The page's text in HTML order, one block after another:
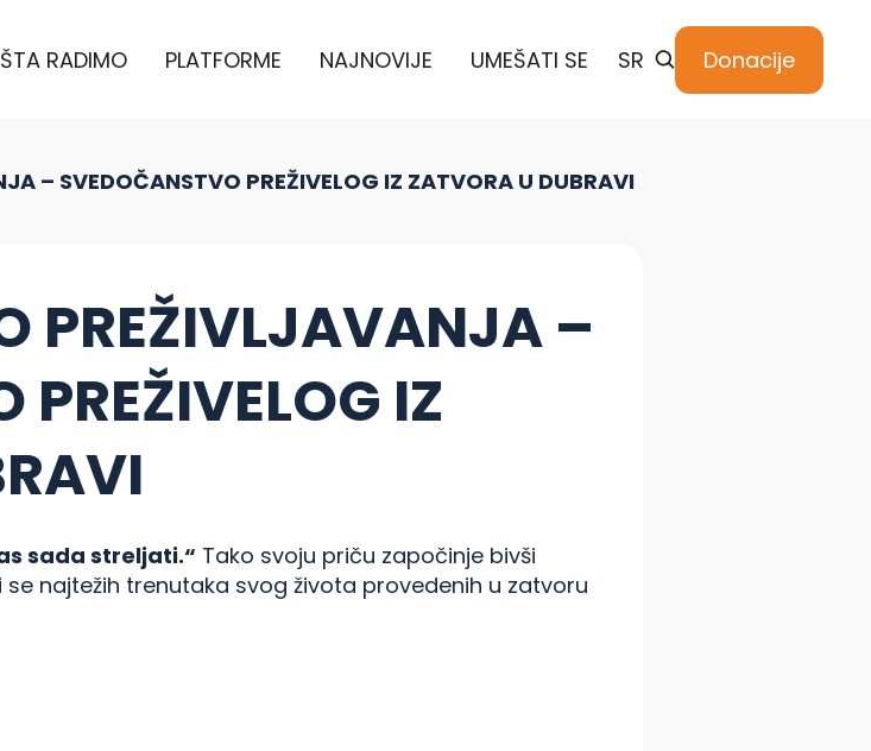
ŠTA RADIMO PLATFORME NAJNOVIJE UMEŠATI SE SR Donacije
– SVEDOČANSTVO PREŽIVELOG IZ ZATVORA U DUBRAVI
PREŽIVLJAVANJA –
PREŽIVELOG IZ
sada streljati.“ Tako svoju priču započinje bivši
najtežih trenutaka svog života provedenih u zatvoru